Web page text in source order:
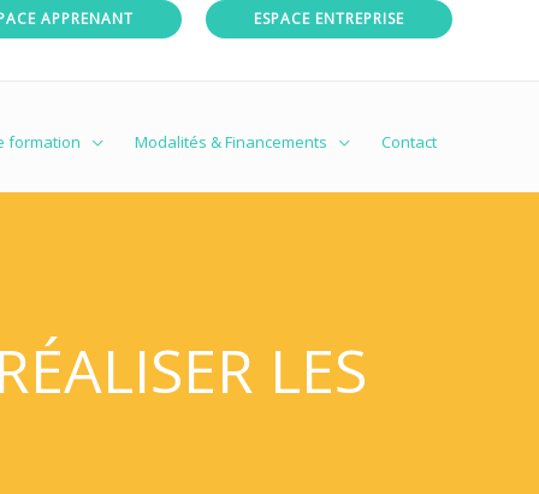
APPRENANT ESPACE ENTREPRISE
formation Modalités & Financements Contact
LES